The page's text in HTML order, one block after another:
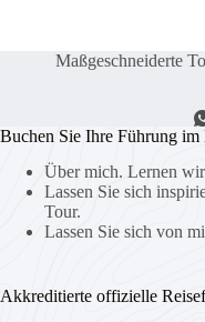
Maßgeschneiderte
Buchen Sie Ihre Führung im
Über mich. Lernen
Lassen Sie sich
Tour.
Lassen Sie sich von
Akkreditierte offizielle